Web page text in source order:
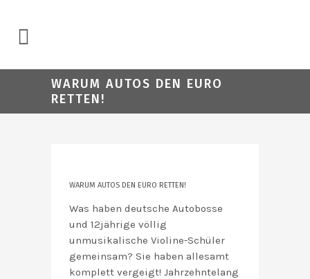
WARUM AUTOS DEN EURO
RETTEN!
WARUM AUTOS DEN EURO RETTEN!
Was haben deutsche Autobosse
und 12jährige völlig
unmusikalische Violine-Schüler
gemeinsam? Sie haben allesamt
komplett vergeigt! Jahrzehntelang